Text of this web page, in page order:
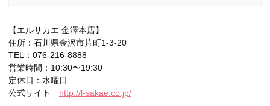
【エルサカエ 金澤本店】
住所：石川県金沢市片町1-3-20
TEL：076-216-8888
営業時間：10:30〜19:30
定休日：水曜日
公式サイト http://l-sakae.co.jp/